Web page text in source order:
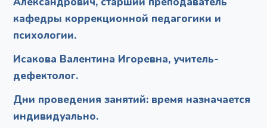
кафедры коррекционной педагогики и
психологии.
Исакова Валентина Игоревна, учитель-
дефектолог.
Дни проведения занятий: время назначается
индивидуально.